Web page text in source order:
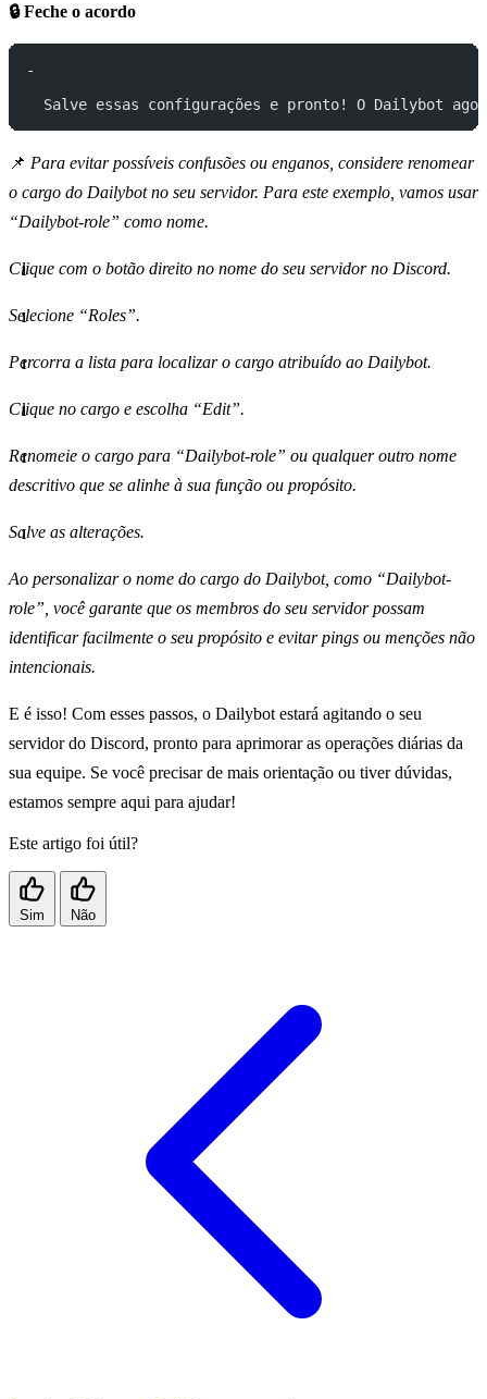
🔒 Feche o acordo
-
Salve essas configurações e pronto! O Dailybot
📌 Para evitar possíveis confusões ou enganos, considere renomear
o cargo do Dailybot no seu servidor. Para este exemplo, vamos usar
“Dailybot-role” como nome.
Clique com o botão direito no nome do seu servidor no Discord.
Selecione “Roles”.
Percorra a lista para localizar o cargo atribuído ao Dailybot.
Clique no cargo e escolha “Edit”.
Renomeie o cargo para “Dailybot-role” ou qualquer outro nome
descritivo que se alinhe à sua função ou propósito.
Salve as alterações.
Ao personalizar o nome do cargo do Dailybot, como “Dailybot-
role”, você garante que os membros do seu servidor possam
identificar facilmente o seu propósito e evitar pings ou menções não
intencionais.
E é isso! Com esses passos, o Dailybot estará agitando o seu
servidor do Discord, pronto para aprimorar as operações diárias da
sua equipe. Se você precisar de mais orientação ou tiver dúvidas,
estamos sempre aqui para ajudar!
Este artigo foi útil?
Sim Não